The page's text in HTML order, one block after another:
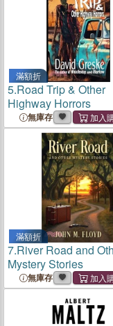
滿額折
5.Road Trip & Other
Highway Horrors
無庫存
滿額折
7.River Road and
Mystery Stories
無庫存